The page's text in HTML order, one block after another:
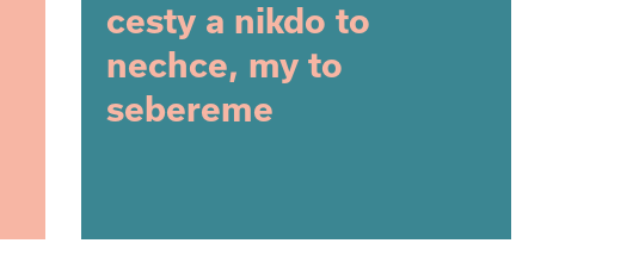
cesty a nikdo to
nechce, my to
sebereme